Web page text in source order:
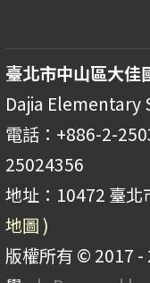
臺北市中山區大佳
Dajia Elementary
電話：+886-2-
25024356
地址：10472 臺
地圖 )
版權所有 © 2017 -